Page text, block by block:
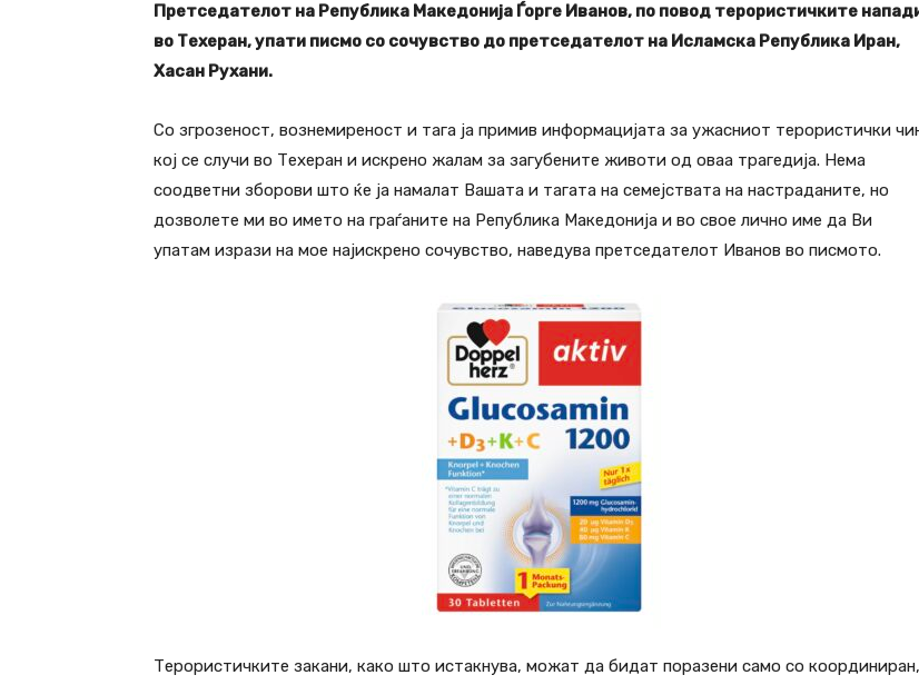
Претседателот на Република Македонија Ѓорге Иванов, по повод терористичките
во Техеран, упати писмо со сочувство до претседателот на Исламска Република Иран,
Хасан Рухани.
Со згрозеност, вознемиреност и тага ја примив информацијата за ужасниот терористички
кој се случи во Техеран и искрено жалам за загубените животи од оваа трагедија. Нема
соодветни зборови што ќе ја намалат Вашата и тагата на семејствата на настраданите, но
дозволете ми во името на граѓаните на Република Македонија и во свое лично име да Ви
упатам изрази на мое најискрено сочувство, наведува претседателот Иванов во писмото.
Терористичките закани, како што истакнува, можат да бидат поразени само со координиран,